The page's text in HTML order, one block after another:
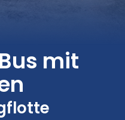
mit